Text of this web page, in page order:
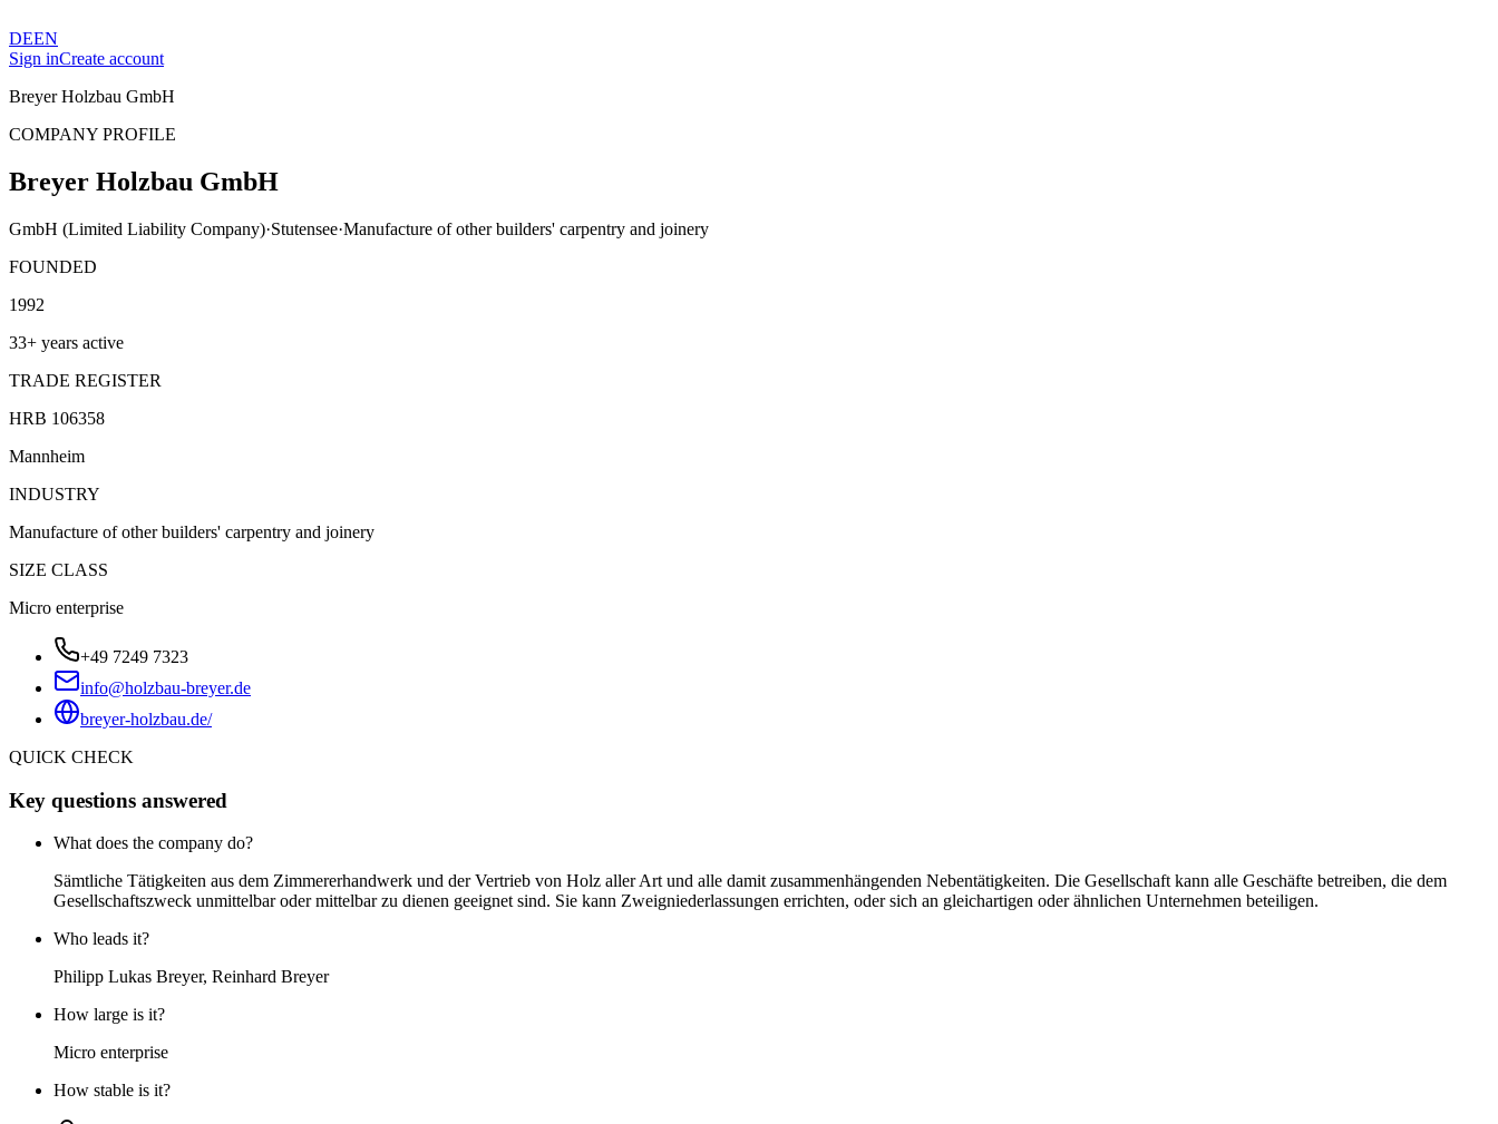
DEEN
Sign inCreate account
Breyer Holzbau GmbH
COMPANY PROFILE
Breyer Holzbau GmbH
GmbH (Limited Liability Company)·Stutensee·Manufacture of other builders' carpentry and joinery
FOUNDED
1992
33+ years active
TRADE REGISTER
HRB 106358
Mannheim
INDUSTRY
Manufacture of other builders' carpentry and joinery
SIZE CLASS
Micro enterprise
+49 7249 7323
info@holzbau-breyer.de
breyer-holzbau.de/
QUICK CHECK
Key questions answered
What does the company do?
Sämtliche Tätigkeiten aus dem Zimmererhandwerk und der Vertrieb von Holz aller Art und alle damit zusammenhängenden Nebentätigkeiten. Die Gesellschaft kann alle Geschäfte betreiben, die dem
Gesellschaftszweck unmittelbar oder mittelbar zu dienen geeignet sind. Sie kann Zweigniederlassungen errichten, oder sich an gleichartigen oder ähnlichen Unternehmen beteiligen.
Who leads it?
Philipp Lukas Breyer, Reinhard Breyer
How large is it?
Micro enterprise
How stable is it?